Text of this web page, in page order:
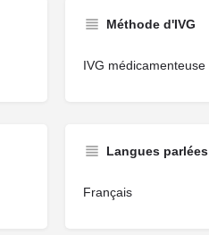
Méthode d'IVG
IVG médicamenteuse
Langues parlées
Français